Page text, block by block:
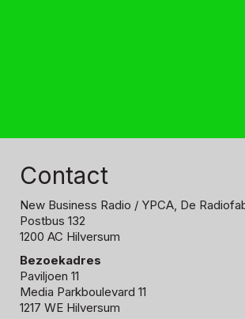
Contact
New Business Radio / YPCA, De
Postbus 132
1200 AC Hilversum
Bezoekadres
Paviljoen 11
Media Parkboulevard 11
1217 WE Hilversum